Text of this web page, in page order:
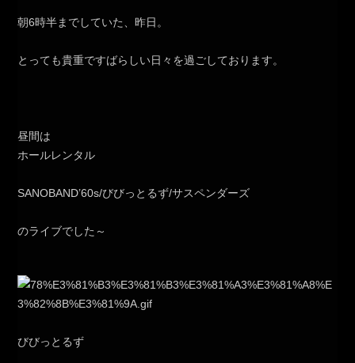
朝6時半までしていた、昨日。
とっても貴重ですばらしい日々を過ごしております。
昼間は
ホールレンタル
SANOBAND’60s/びびっとるず/サスペンダーズ
のライブでした～
びびっとるず